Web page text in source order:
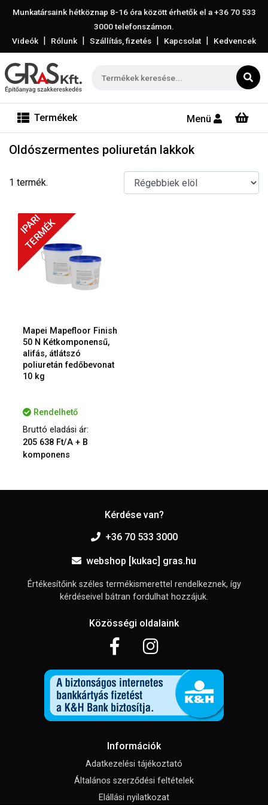
Munkatársaink hétköznap 8-16 óra között érhetők el a+36 70 533
3000telefonszámon.
Videók | Rólunk | Szállítás, fizetés | Kapcsolat | Kedvencek
Termékek Menü
Oldószermentes poliuretán lakkok
1 termék.
IPARI
TERMÉK
Mapei Mapefloor Finish
50 N Kétkomponensű,
alifás, átlátszó
poliuretán fedőbevonat
10 kg
Rendelhető
Bruttó eladási ár:
205 638 Ft/A + B
komponens
Kérdése van?
+36 70 533 3000
webshop [kukac] gras.hu
Értékesítőink széles termékismerettel rendelkeznek, így
kérdéseivel bátran fordulhat hozzájuk.
Közösségi oldalaink
Információk
Adatkezelési tájékoztató
Általános szerződési feltételek
Elállási nyilatkozat